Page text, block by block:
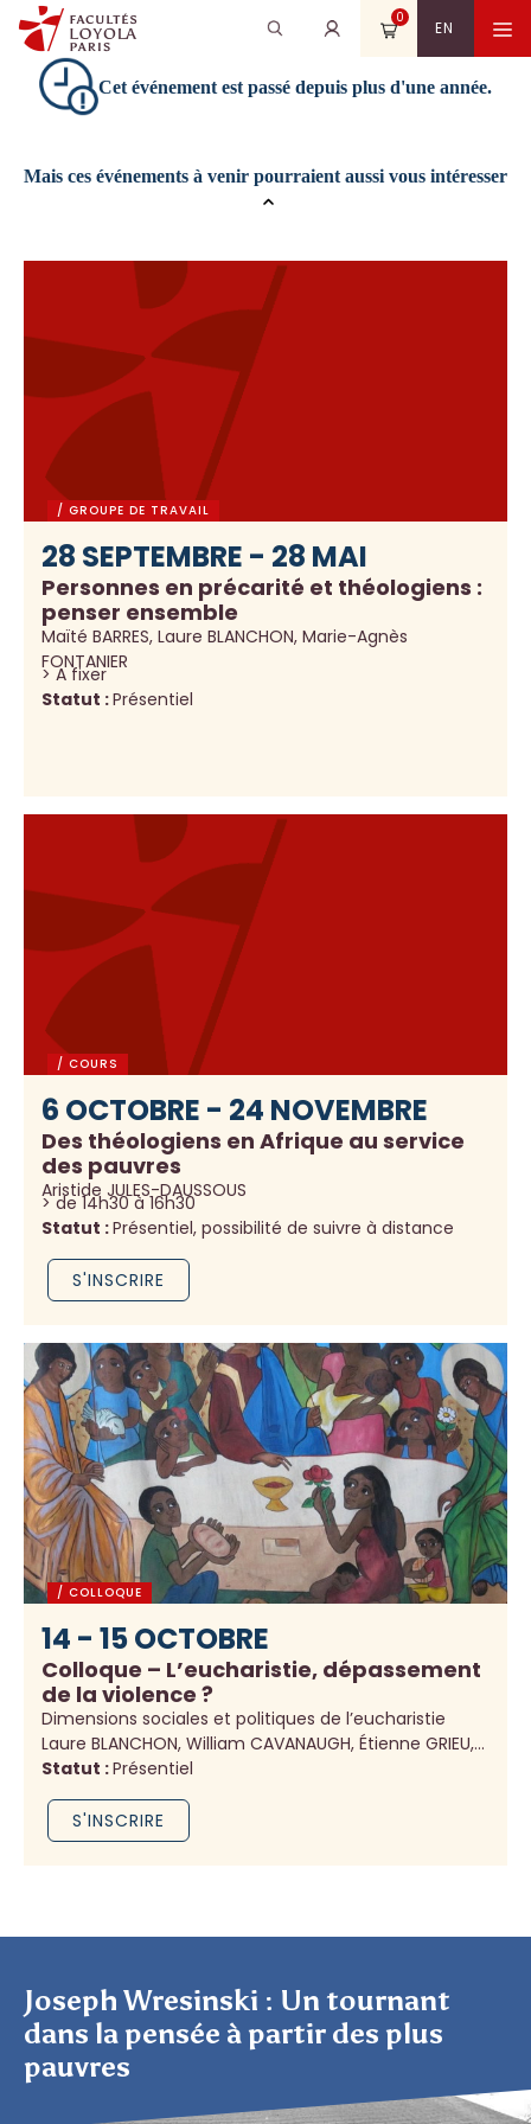
au
contenu
EN
0
Recherche
pour
Rechercher
Cet événement est passé depuis plus d'une année.
Mais ces événements à venir pourraient aussi vous intéresser
/ GROUPE DE TRAVAIL
28 SEPTEMBRE - 28 MAI
Personnes en précarité et théologiens :
penser ensemble
Maïté BARRES, Laure BLANCHON, Marie-Agnès
FONTANIER
> A fixer
Statut :Présentiel
/ COURS
6 OCTOBRE - 24 NOVEMBRE
Des théologiens en Afrique au service
des pauvres
Aristide JULES-DAUSSOUS
> de 14h30 à 16h30
Statut :Présentiel, possibilité de suivre à distance
S'INSCRIRE
/ COLLOQUE
14 - 15 OCTOBRE
Colloque – L’eucharistie, dépassement
de la violence ?
Dimensions sociales et politiques de l’eucharistie
Laure BLANCHON, William CAVANAUGH, Étienne GRIEU,...
Statut :Présentiel
S'INSCRIRE
Joseph Wresinski : Un tournant
dans la pensée à partir des plus
pauvres